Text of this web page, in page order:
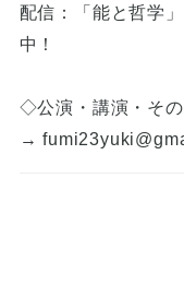
配信：「能と哲学
中！
◇公演・講演・そ
→